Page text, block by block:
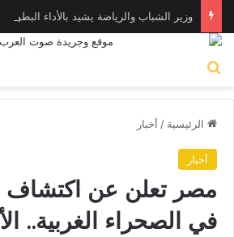
الرئيسية / أخبار
أخبار
مصر تعلن عن اكتشاف